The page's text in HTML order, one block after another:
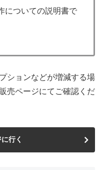
についての説明書で
ションなどが増減する場
売ページにてご確認くだ
行く